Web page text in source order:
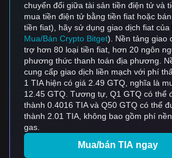
chuyển đổi giữa tài sản tiền điện tử và
mua tiền điện tử bằng tiền fiat hoặc
tiền fiat), hãy sử dụng giao dịch fiat của
Mua/Bán Crypto Bitget). Nền tảng giao
trợ hơn 80 loại tiền fiat, hơn 20 ngôn
phương thức thanh toán địa phương.
cung cấp giao dịch liền mạch với phí
1 TIA hiện có giá 2.49 GTQ, nghĩa là
12.45 GTQ. Tương tự, Q1 GTQ có thể
thành 0.4016 TIA và Q50 GTQ có thể
thành 2.01 TIA, không bao gồm phí
gas.
Mua/bán TIA ngay